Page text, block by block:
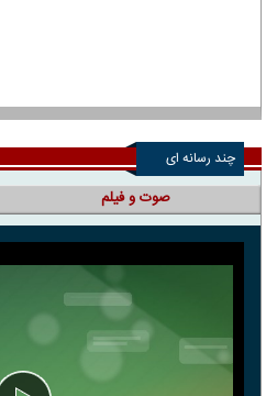
چند رسانه ای
صوت و فیلم